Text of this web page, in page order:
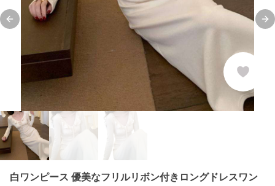
Previous slide
白ワンピース 優美なフリルリボン付きロングドレスワン